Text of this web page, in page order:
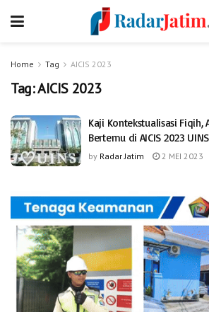
Home Tag AICIS 2023
Tag:AICIS 2023
Kaji Kontekstualisasi
Bertemu di AICIS 2023
by Radar Jatim 2 MEI 2023